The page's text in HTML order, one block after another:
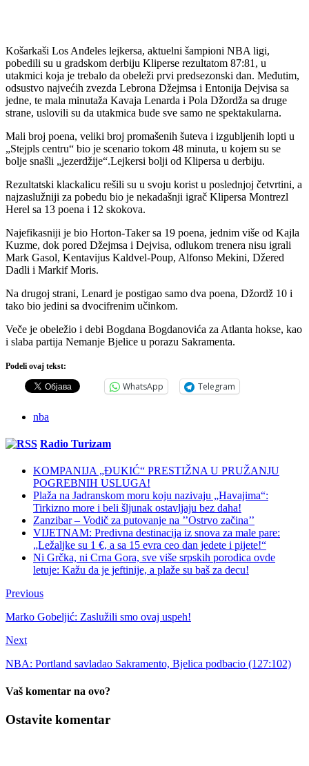
Košarkaši Los Anđeles lejkersa, aktuelni šampioni NBA ligi,
pobedili su u gradskom derbiju Kliperse rezultatom 87:81, u
utakmici koja je trebalo da obeleži prvi predsezonski dan. Međutim,
odsustvo najvećih zvezda Lebrona Džejmsa i Entonija Dejvisa sa
jedne, te mala minutaža Kavaja Lenarda i Pola Džordža sa druge
strane, uslovili su da utakmica bude sve samo ne spektakularna.
Mali broj poena, veliki broj promašenih šuteva i izgubljenih lopti u
„Stejpls centru“ bio je scenario tokom 48 minuta, u kojem su se
bolje snašli „jezerdžije“.Lejkersi bolji od Klipersa u derbiju.
Rezultatski klackalicu rešili su u svoju korist u poslednjoj četvrtini, a
najzaslužniji za pobedu bio je nekadašnji igrač Klipersa Montrezl
Herel sa 13 poena i 12 skokova.
Najefikasniji je bio Horton-Taker sa 19 poena, jednim više od Kajla
Kuzme, dok pored Džejmsa i Dejvisa, odlukom trenera nisu igrali
Mark Gasol, Kentavijus Kaldvel-Poup, Alfonso Mekini, Džered
Dadli i Markif Moris.
Na drugoj strani, Lenard je postigao samo dva poena, Džordž 10 i
tako bio jedini sa dvocifrenim učinkom.
Veče je obeležio i debi Bogdana Bogdanovića za Atlanta hokse, kao
i slaba partija Nemanje Bjelice u porazu Sakramenta.
Podeli ovaj tekst:
WhatsApp Telegram
nba
Radio Turizam
KOMPANIJA „ĐUKIĆ“ PRESTIŽNA U PRUŽANJU
POGREBNIH USLUGA!
Plaža na Jadranskom moru koju nazivaju „Havajima“:
Tirkizno more i beli šljunak ostavljaju bez daha!
Zanzibar – Vodič za putovanje na ’’Ostrvo začina’’
VIJETNAM: Predivna destinacija iz snova za male pare:
„Ležaljke su 1 €, a sa 15 evra ceo dan jedete i pijete!“
Ni Grčka, ni Crna Gora, sve više srpskih porodica ovde
letuje: Kažu da je jeftinije, a plaže su baš za decu!
Previous
Marko Gobeljić: Zaslužili smo ovaj uspeh!
Next
NBA: Portland savladao Sakramento, Bjelica podbacio (127:102)
Vaš komentar na ovo?
Ostavite komentar